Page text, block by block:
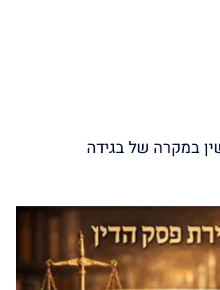
במקרה של בגידה